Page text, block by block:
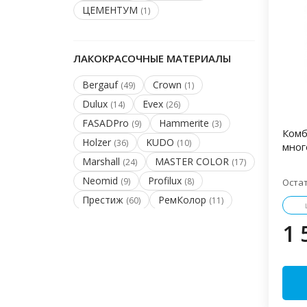
ЦЕМЕНТУМ (1)
ЛАКОКРАСОЧНЫЕ МАТЕРИАЛЫ
Bergauf (49) Crown (1)
Dulux (14) Evex (26)
FASADPro (9) Hammerite (3)
Holzer (36) KUDO (10)
Marshall (24) MASTER COLOR (17)
Neomid (9) Profilux (8)
Престиж (60) РемКолор (11)
1